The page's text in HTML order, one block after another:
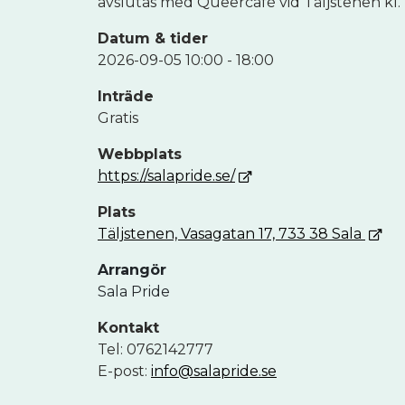
Datum & tider
2026-09-05 10:00 - 18:00
Inträde
Gratis
Webbplats
https://salapride.se/
Plats
Täljstenen, Vasagatan 17, 733 38 Sala
Arrangör
Sala Pride
Kontakt
Tel: 0762142777
E-post: info@salapride.se